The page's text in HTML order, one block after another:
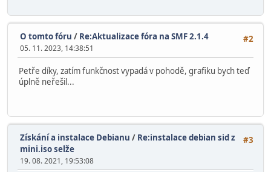
#2
O tomto fóru / Re:Aktualizace fóra na SMF 2.1.4
05. 11. 2023, 14:38:51
Petře díky, zatím funkčnost vypadá v pohodě, grafiku bych teď
úplně neřešil...
#3
Získání a instalace Debianu / Re:instalace debian sid z
mini.iso selže
19. 08. 2021, 19:53:08